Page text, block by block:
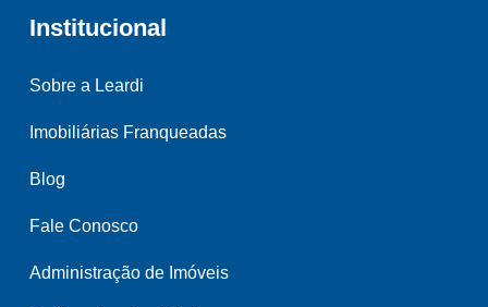
Institucional
Sobre a Leardi
Imobiliárias Franqueadas
Blog
Fale Conosco
Administração de Imóveis